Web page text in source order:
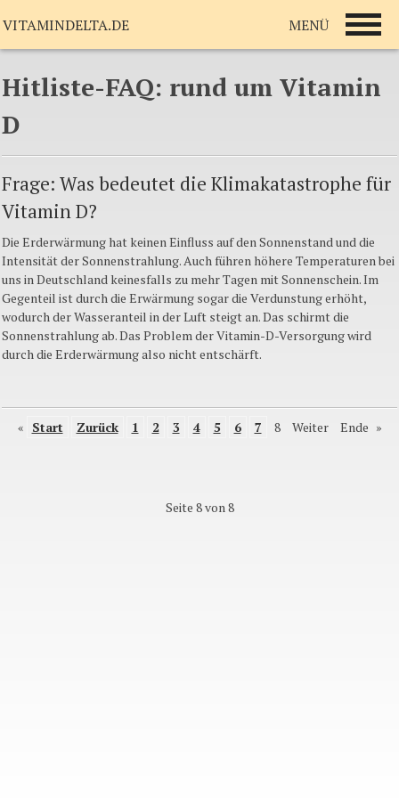
Hitliste-FAQ: rund um Vitamin
D
Frage: Was bedeutet die Klimakatastrophe für
Vitamin D?
Die Erderwärmung hat keinen Einfluss auf den Sonnenstand und die
Intensität der Sonnenstrahlung. Auch führen höhere Temperaturen bei
uns in Deutschland keinesfalls zu mehr Tagen mit Sonnenschein. Im
Gegenteil ist durch die Erwärmung sogar die Verdunstung erhöht,
wodurch der Wasseranteil in der Luft steigt an. Das schirmt die
Sonnenstrahlung ab. Das Problem der Vitamin-D-Versorgung wird
durch die Erderwärmung also nicht entschärft.
« Start Zurück 1 2 3 4 5 6 7 8 Weiter Ende »
Seite 8 von 8
VITAMINDELTA.DE MENÜ